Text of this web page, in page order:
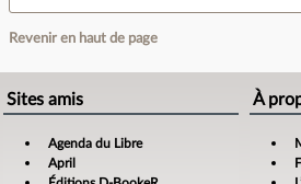
Revenir en haut de page
Sites amis
Agenda du Libre
April
À